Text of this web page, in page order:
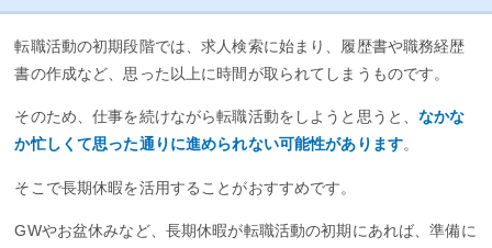
転職活動の初期段階では、求人検索に始まり、履歴書や職務経歴
書の作成など、思った以上に時間が取られてしまうものです。
そのため、仕事を続けながら転職活動をしようと思うと、なかな
か忙しくて思った通りに進められない可能性があります。
そこで長期休暇を活用することがおすすめです。
GWやお盆休みなど、長期休暇が転職活動の初期にあれば、準備に